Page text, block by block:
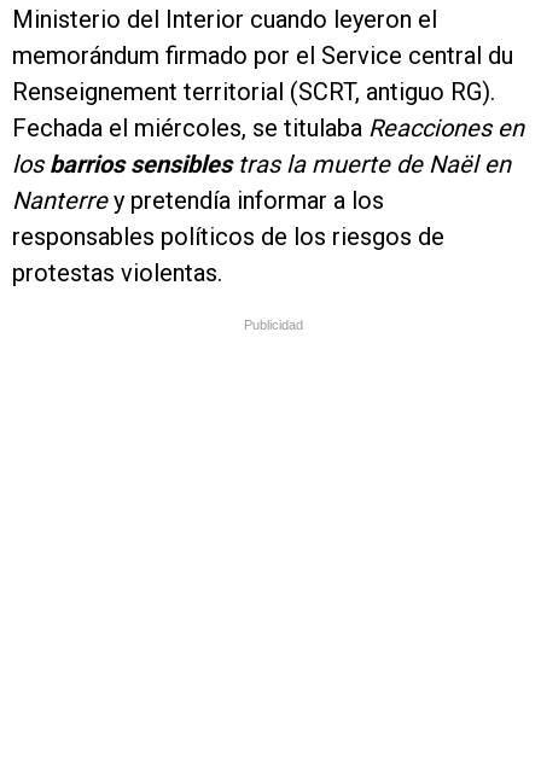
Ministerio del Interior cuando leyeron el
memorándum firmado por el Service central du
Renseignement territorial (SCRT, antiguo RG).
Fechada el miércoles, se titulaba Reacciones en
losbarrios sensibles tras la muerte de Naël en
Nanterrey pretendía informar a los
responsables políticos de los riesgos de
protestas violentas.
Publicidad